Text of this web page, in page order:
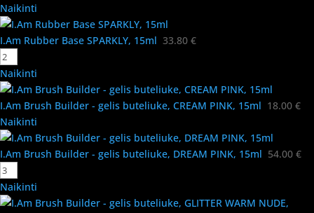
Naikinti
I.Am Rubber Base SPARKLY, 15ml 33.80 €
Naikinti
I.Am Brush Builder - gelis buteliuke, CREAM PINK, 15ml 18.00 €
Naikinti
I.Am Brush Builder - gelis buteliuke, DREAM PINK, 15ml 54.00 €
Naikinti